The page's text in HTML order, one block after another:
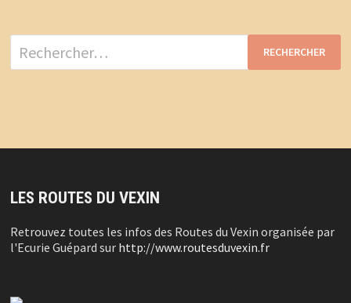
Rechercher :
LES ROUTES DU VEXIN
Retrouvez toutes les infos des Routes du Vexin organisée par
l'Ecurie Guépard sur http://www.routesduvexin.fr